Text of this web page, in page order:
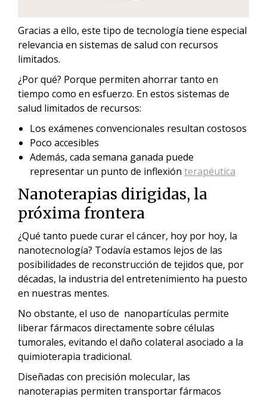
Gracias a ello, este tipo de tecnología tiene especial
relevancia en sistemas de salud con recursos
limitados.
¿Por qué? Porque permiten ahorrar tanto en
tiempo como en esfuerzo. En estos sistemas de
salud limitados de recursos:
Los exámenes convencionales resultan costosos
Poco accesibles
Además, cada semana ganada puede
representar un punto de inflexión terapéutica
Nanoterapias dirigidas, la
próxima frontera
¿Qué tanto puede curar el cáncer, hoy por hoy, la
nanotecnología? Todavía estamos lejos de las
posibilidades de reconstrucción de tejidos que, por
décadas, la industria del entretenimiento ha puesto
en nuestras mentes.
No obstante, el uso de nanopartículas permite
liberar fármacos directamente sobre células
tumorales, evitando el daño colateral asociado a la
quimioterapia tradicional.
Diseñadas con precisión molecular, las
nanoterapias permiten transportar fármacos